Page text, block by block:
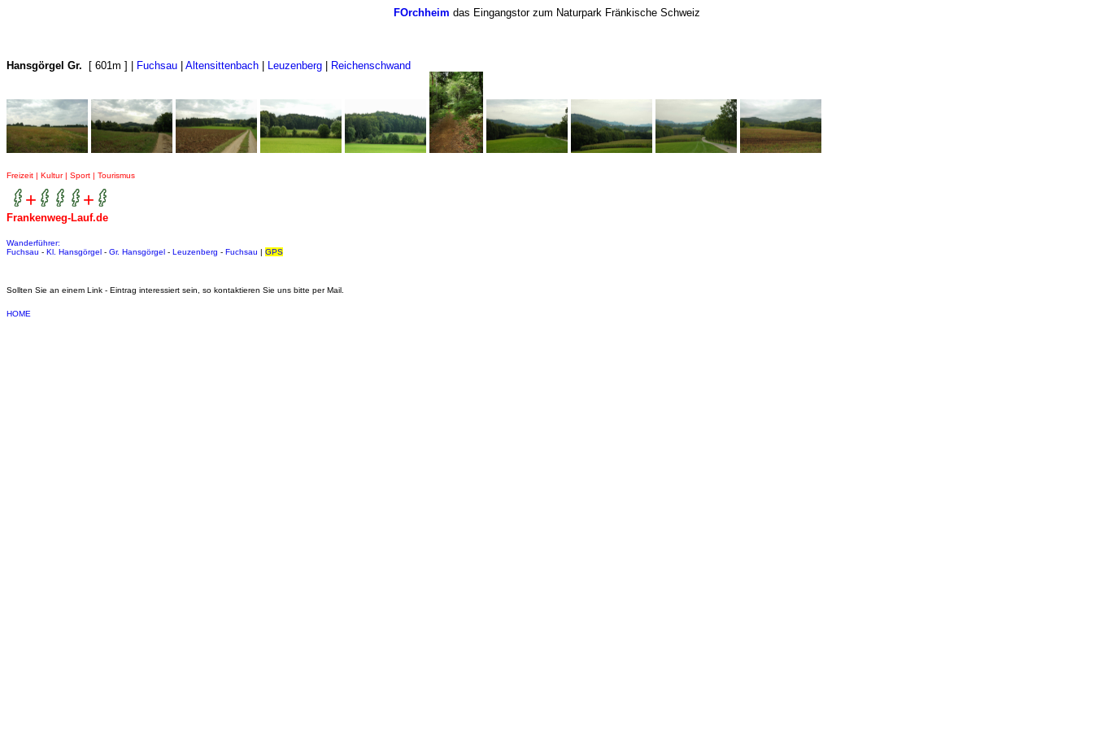
FOrchheim das Eingangstor zum Naturpark Fränkische Schweiz
Hansgörgel Gr. [ 601m ] | Fuchsau Altensittenbach Leuzenberg Reichenschwand
Freizeit | Kultur | Sport | Tourismus
+ +
Frankenweg-Lauf.de
Wanderführer:
Fuchsau - Kl. Hansgörgel - Gr. Hansgörgel - Leuzenberg - Fuchsau | GPS
Sollten Sie an einem Link - Eintrag interessiert sein, so kontaktieren Sie uns bitte per Mail.
HOME